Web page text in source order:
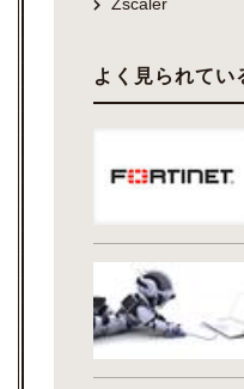
よく見られてい